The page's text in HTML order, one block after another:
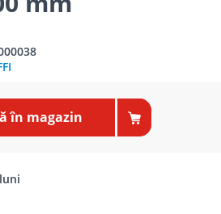
în magazin